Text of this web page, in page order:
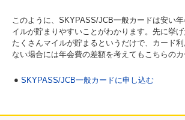
このように、SKYPASS/JCB一般カードは安い
イルが貯まりやすいことがわかります。先に挙
たくさんマイルが貯まるというだけで、カード利
ない場合には年会費の差額を考えてもこちらのカ
SKYPASS/JCB一般カードに申し込む